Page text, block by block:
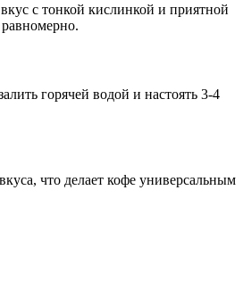
с тонкой кислинкой и приятной
горячей водой и настоять 3-4
что делает кофе универсальным